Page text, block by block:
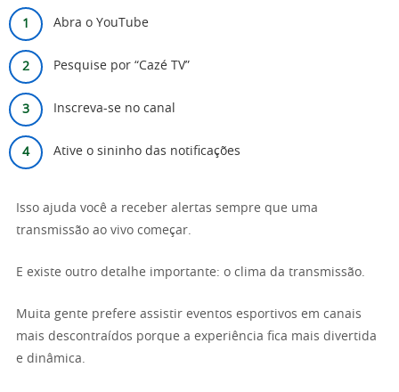
Abra o YouTube
Pesquise por “Cazé TV”
Inscreva-se no canal
Ative o sininho das notificações
Isso ajuda você a receber alertas sempre que uma
transmissão ao vivo começar.
E existe outro detalhe importante: o clima da transmissão.
Muita gente prefere assistir eventos esportivos em canais
mais descontraídos porque a experiência fica mais divertida
e dinâmica.